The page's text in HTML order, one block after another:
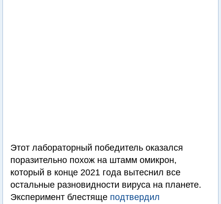
Этот лабораторный победитель оказался
поразительно похож на штамм омикрон,
который в конце 2021 года вытеснил все
остальные разновидности вируса на планете.
Эксперимент блестяще подтвердил